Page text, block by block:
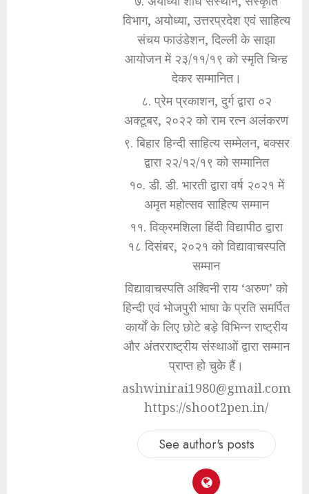
विभाग, अयोध्या, उत्तरप्रदेश एवं साहित्य
संचय फाउंडेशन, दिल्ली के साझा
आयोजन में २३/११/१९ को स्मृति चिन्ह
देकर सम्मानित।
८. प्रेम प्रकाशन, दुर्ग द्वारा ०२
अक्टूबर, २०२२ को राम रत्न अलंकरण
९. बिहार हिन्दी साहित्य सम्मेलन, बक्सर
द्वारा २२/१२/१९ को सम्मानित
१०. डी. डी. भारती द्वारा वर्ष २०२१ में
अमृत महोत्सव साहित्य सम्मान
११. विक्रमशिला हिंदी विद्यापीठ द्वारा
१८ दिसंबर, २०२१ को विद्यावाचस्पति
सम्मान
विद्यावाचस्पति अश्विनी राय ‘अरुण’ को
हिन्दी एवं भोजपुरी भाषा के प्रति समर्पित
कार्यों के लिए छोटे बड़े विभिन्न राष्ट्रीय
और अंतरराष्ट्रीय संस्थाओं द्वारा सम्मान
प्राप्त हो चुके हैं।
ashwinirai1980@gmail.com
https://shoot2pen.in/
See author's posts